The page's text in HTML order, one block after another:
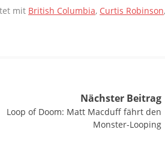
mit British Columbia, Curtis Robinson,
Nächster Beitrag
Loop of Doom: Matt Macduff fährt den
Monster-Looping